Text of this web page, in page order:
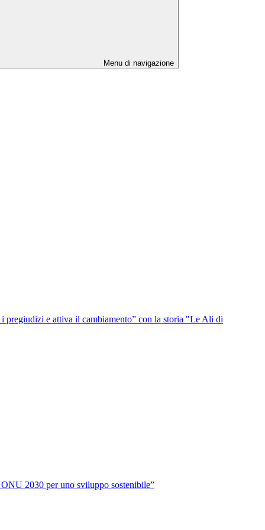
Menu di navigazione
pregiudizi e attiva il cambiamento” con la storia "Le Ali di
2030 per uno sviluppo sostenibile”